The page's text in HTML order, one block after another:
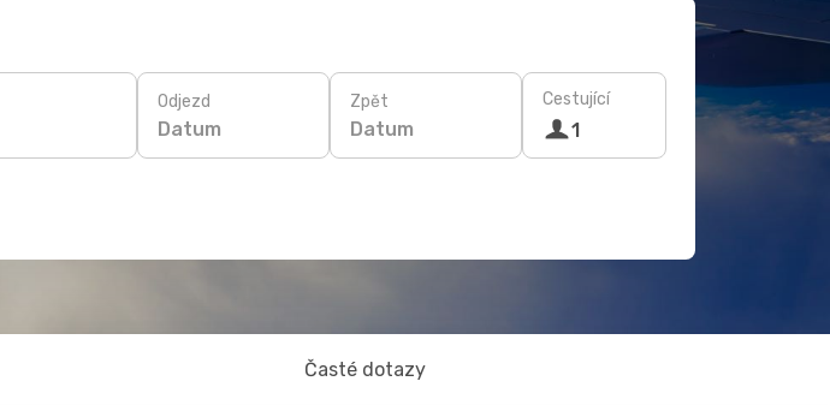
Odjezd
Datum
Zpět
Datum
Cestující
1
Časté dotazy